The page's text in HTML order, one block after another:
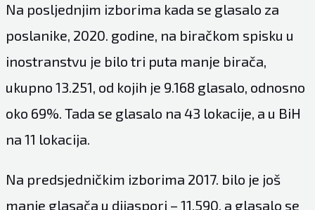
Na posljednjim izborima kada se glasalo za
poslanike, 2020. godine, na biračkom spisku u
inostranstvu je bilo tri puta manje birača,
ukupno 13.251, od kojih je 9.168 glasalo, odnosno
oko 69%. Tada se glasalo na 43 lokacije, a u BiH
na 11 lokacija.
Na predsjedničkim izborima 2017. bilo je još
manje glasača u dijaspori – 11.590, a glasalo se